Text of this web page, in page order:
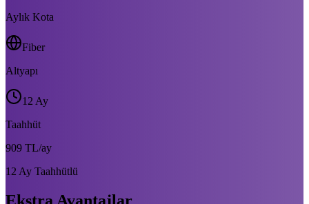
Aylık Kota
Fiber
Altyapı
12 Ay
Taahhüt
909 TL/ay
12 Ay Taahhütlü
Ekstra Avantajlar